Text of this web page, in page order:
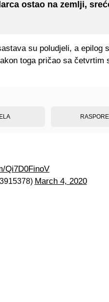
ostao na zemlji,
su poludjeli, a epilog
toga pričao sa četvrtim
Qi7D0FinoV
March 4, 2020